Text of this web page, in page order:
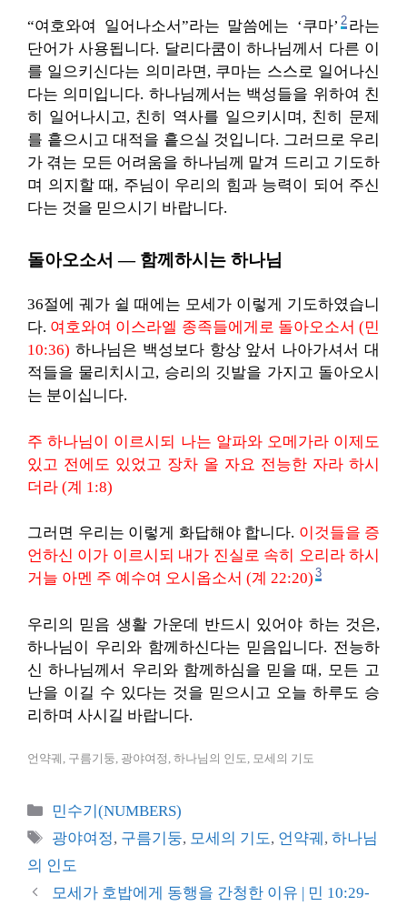
“여호와여 일어나소서”라는 말씀에는 ‘쿠마’ 2 라는
단어가 사용됩니다. 달리다쿰이 하나님께서 다른 이
를 일으키신다는 의미라면, 쿠마는 스스로 일어나신
다는 의미입니다. 하나님께서는 백성들을 위하여 친
히 일어나시고, 친히 역사를 일으키시며, 친히 문제
를 흩으시고 대적을 흩으실 것입니다. 그러므로 우리
가 겪는 모든 어려움을 하나님께 맡겨 드리고 기도하
며 의지할 때, 주님이 우리의 힘과 능력이 되어 주신
다는 것을 믿으시기 바랍니다.
돌아오소서 — 함께하시는 하나님
36절에 궤가 쉴 때에는 모세가 이렇게 기도하였습니
다. 여호와여 이스라엘 종족들에게로 돌아오소서 (민
10:36) 하나님은 백성보다 항상 앞서 나아가셔서 대
적들을 물리치시고, 승리의 깃발을 가지고 돌아오시
는 분이십니다.
주 하나님이 이르시되 나는 알파와 오메가라 이제도
있고 전에도 있었고 장차 올 자요 전능한 자라 하시
더라 (계 1:8)
그러면 우리는 이렇게 화답해야 합니다. 이것들을 증
언하신 이가 이르시되 내가 진실로 속히 오리라 하시
거늘 아멘 주 예수여 오시옵소서 (계 22:20) 3
우리의 믿음 생활 가운데 반드시 있어야 하는 것은,
하나님이 우리와 함께하신다는 믿음입니다. 전능하
신 하나님께서 우리와 함께하심을 믿을 때, 모든 고
난을 이길 수 있다는 것을 믿으시고 오늘 하루도 승
리하며 사시길 바랍니다.
언약궤, 구름기둥, 광야여정, 하나님의 인도, 모세의 기도
카
테
리
민수기(NUMBERS)
태
그
광야여정, 구름기둥, 모세의 기도, 언약궤 ,하나님
의 인도
모세가 호밥에게 동행을 간청한 이유 | 민 10:29-